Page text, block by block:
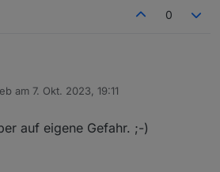
0
Version	11.1.0(tasmota)
am 7. Okt. 2023, 19:11
editiert von
auf eigene Gefahr. ;-)